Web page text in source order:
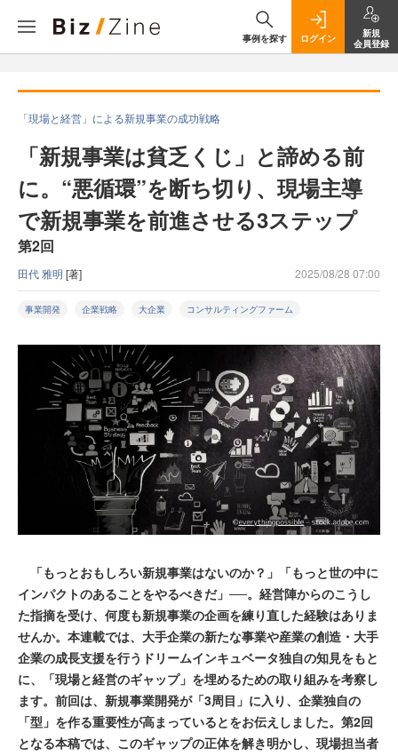
事例を探す ログイン
新規
会員登録
「現場と経営」による新規事業の成功戦略
「新規事業は貧乏くじ」と諦める前
に。“悪循環”を断ち切り、現場主導
で新規事業を前進させる3ステップ
第2回
田代 雅明 [著] 2025/08/28 07:00
事業開発 企業戦略 大企業 コンサルティングファーム
「もっとおもしろい新規事業はないのか？」「もっと世の中に
インパクトのあることをやるべきだ」──。経営陣からのこうし
た指摘を受け、何度も新規事業の企画を練り直した経験はありま
せんか。本連載では、大手企業の新たな事業や産業の創造・大手
企業の成長支援を行うドリームインキュベータ独自の知見をもと
に、「現場と経営のギャップ」を埋めるための取り組みを考察し
ます。前回は、新規事業開発が「3周目」に入り、企業独自の
「型」を作る重要性が高まっているとをお伝えしました。第2回
となる本稿では、このギャップの正体を解き明かし、現場担当者